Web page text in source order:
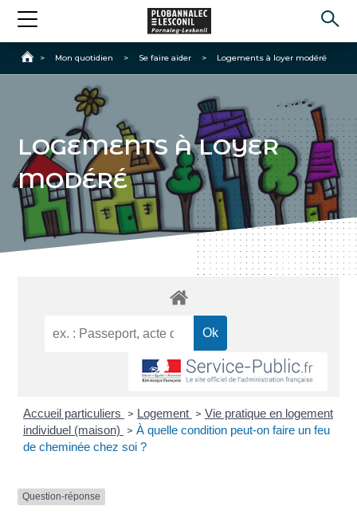
Accueil
> Mon quotidien > Se faire aider > Logements à loyer modéré
LOGEMENTS À LOYER
MODÉRÉ
Accueil particuliers > Logement > Vie pratique en logement
individuel (maison)
> À quelle condition peut-on faire un feu
de cheminée chez soi ?
Question-réponse